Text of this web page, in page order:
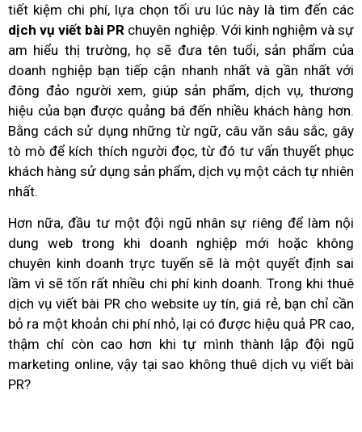
tiết kiệm chi phí, lựa chọn tối ưu lúc này là tìm đến các
dịch vụ viết bài PR chuyên nghiệp. Với kinh nghiệm và sự
am hiểu thị trường, họ sẽ đưa tên tuổi, sản phẩm của
doanh nghiệp bạn tiếp cận nhanh nhất và gần nhất với
đông đảo người xem, giúp sản phẩm, dịch vụ, thương
hiệu của bạn được quảng bá đến nhiều khách hàng hơn.
Bằng cách sử dụng những từ ngữ, câu văn sâu sắc, gây
tò mò để kích thích người đọc, từ đó tư vấn thuyết phục
khách hàng sử dụng sản phẩm, dịch vụ một cách tự nhiên
nhất.
Hơn nữa, đầu tư một đội ngũ nhân sự riêng để làm nội
dung web trong khi doanh nghiệp mới hoặc không
chuyên kinh doanh trực tuyến sẽ là một quyết định sai
lầm vì sẽ tốn rất nhiều chi phí kinh doanh. Trong khi thuê
dịch vụ viết bài PRcho website uy tín, giá rẻ, bạn chỉ cần
bỏ ra một khoản chi phí nhỏ, lại có được hiệu quả PR cao,
thậm chí còn cao hơn khi tự mình thành lập đội ngũ
marketing online, vậy tại sao không thuê dịch vụ viết bài
PR?